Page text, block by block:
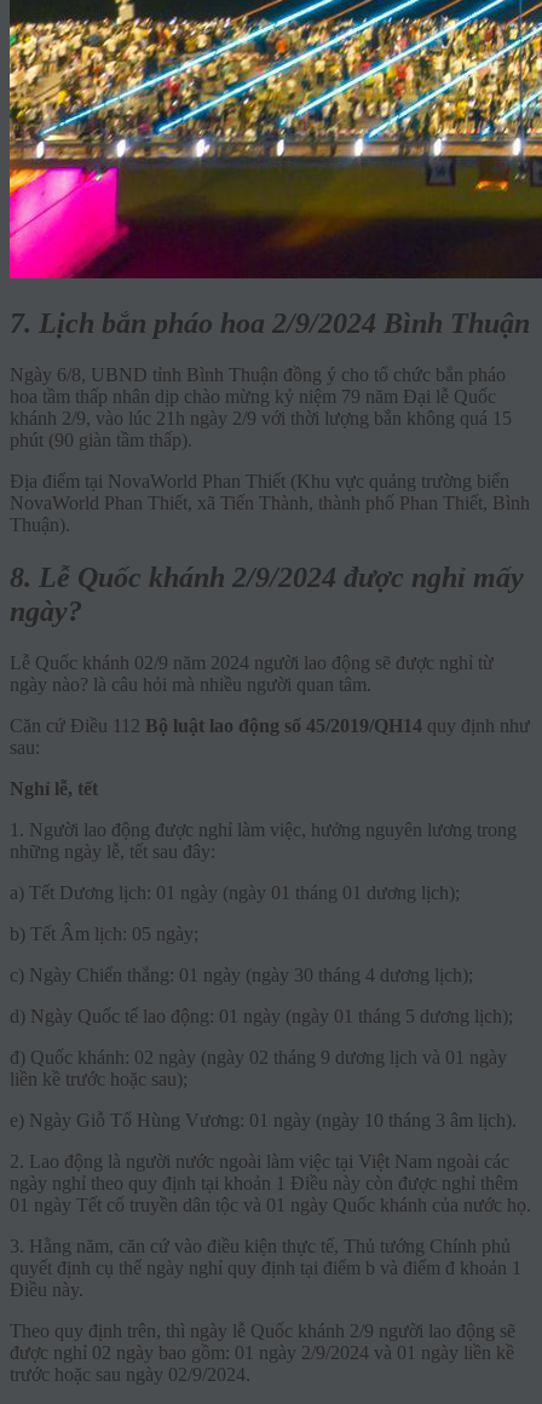
7. Lịch bắn pháo hoa 2/9/2024 Bình Thuận
Ngày 6/8, UBND tỉnh Bình Thuận đồng ý cho tổ chức bắn pháo
hoa tầm thấp nhân dịp chào mừng kỷ niệm 79 năm Đại lễ Quốc
khánh 2/9, vào lúc 21h ngày 2/9 với thời lượng bắn không quá 15
phút (90 giàn tầm thấp).
Địa điểm tại NovaWorld Phan Thiết (Khu vực quảng trường biển
NovaWorld Phan Thiết, xã Tiến Thành, thành phố Phan Thiết, Bình
Thuận).
8. Lễ Quốc khánh 2/9/2024 được nghỉ mấy
ngày?
Lễ Quốc khánh 02/9 năm 2024 người lao động sẽ được nghỉ từ
ngày nào? là câu hỏi mà nhiều người quan tâm.
Căn cứ Điều 112 Bộ luật lao động số 45/2019/QH14 quy định như
sau:
Nghỉ lễ, tết
1. Người lao động được nghỉ làm việc, hưởng nguyên lương trong
những ngày lễ, tết sau đây:
a) Tết Dương lịch: 01 ngày (ngày 01 tháng 01 dương lịch);
b) Tết Âm lịch: 05 ngày;
c) Ngày Chiến thắng: 01 ngày (ngày 30 tháng 4 dương lịch);
d) Ngày Quốc tế lao động: 01 ngày (ngày 01 tháng 5 dương lịch);
đ) Quốc khánh: 02 ngày (ngày 02 tháng 9 dương lịch và 01 ngày
liền kề trước hoặc sau);
e) Ngày Giỗ Tổ Hùng Vương: 01 ngày (ngày 10 tháng 3 âm lịch).
2. Lao động là người nước ngoài làm việc tại Việt Nam ngoài các
ngày nghỉ theo quy định tại khoản 1 Điều này còn được nghỉ thêm
01 ngày Tết cổ truyền dân tộc và 01 ngày Quốc khánh của nước họ.
3. Hằng năm, căn cứ vào điều kiện thực tế, Thủ tướng Chính phủ
quyết định cụ thể ngày nghỉ quy định tại điểm b và điểm đ khoản 1
Điều này.
Theo quy định trên, thì ngày lễ Quốc khánh 2/9 người lao động sẽ
được nghỉ 02 ngày bao gồm: 01 ngày 2/9/2024 và 01 ngày liền kề
trước hoặc sau ngày 02/9/2024.